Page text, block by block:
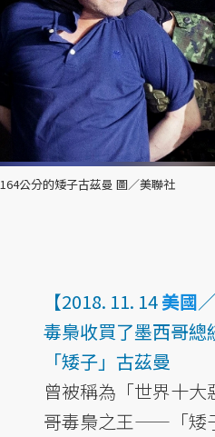
164公分的矮子古茲曼 圖／美聯社
【2018. 11. 14美國／
毒梟收買了墨西哥總
「矮子」古茲曼
曾被稱為「世界十
哥毒梟之王——「矮